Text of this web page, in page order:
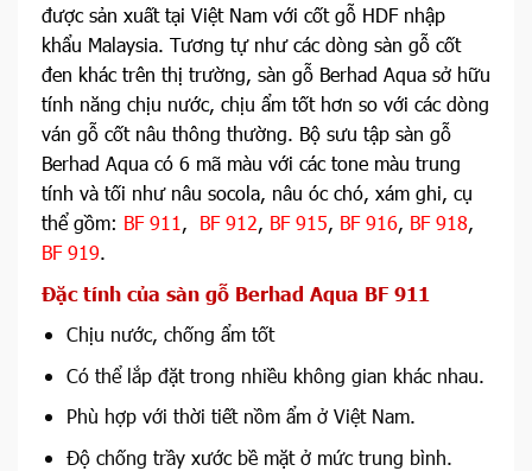
được sản xuất tại Việt Nam với cốt gỗ HDF nhập
khẩu Malaysia. Tương tự như các dòng sàn gỗ cốt
đen khác trên thị trường, sàn gỗ Berhad Aqua sở hữu
tính năng chịu nước, chịu ẩm tốt hơn so với các dòng
ván gỗ cốt nâu thông thường. Bộ sưu tập sàn gỗ
Berhad Aqua có 6 mã màu với các tone màu trung
tính và tối như nâu socola, nâu óc chó, xám ghi, cụ
thể gồm: BF 911, BF 912, BF 915, BF 916, BF 918,
BF 919.
Đặc tính của sàn gỗ Berhad Aqua BF 911
Chịu nước, chống ẩm tốt
Có thể lắp đặt trong nhiều không gian khác nhau.
Phù hợp với thời tiết nồm ẩm ở Việt Nam.
Độ chống trầy xước bề mặt ở mức trung bình.